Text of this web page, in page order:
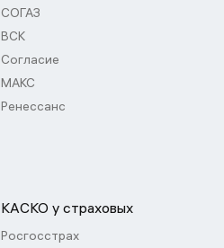
СОГАЗ
ВСК
Согласие
МАКС
Ренессанс
КАСКО у страховых
Росгосстрах